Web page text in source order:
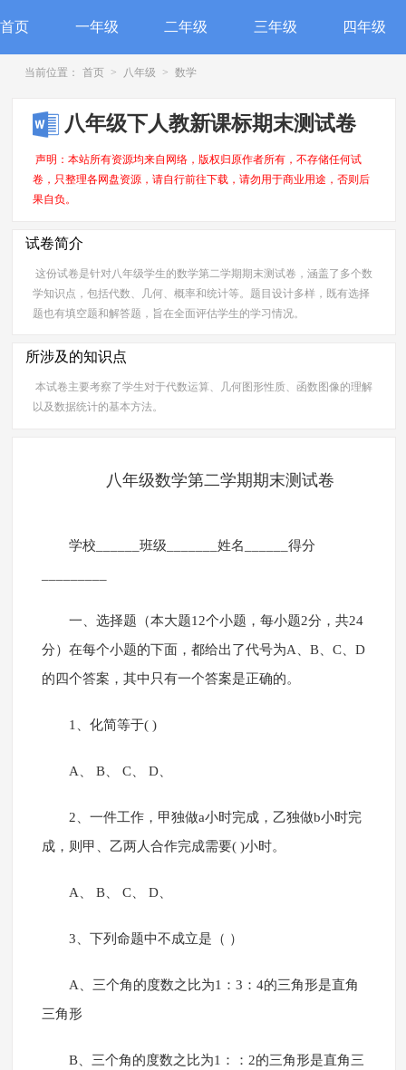
首页 一年级 二年级 三年级 四年级
当前位置： 首页 > 八年级 > 数学
八年级下人教新课标期末测试卷
声明：本站所有资源均来自网络，版权归原作者所有，不存储任何试
卷，只整理各网盘资源，请自行前往下载，请勿用于商业用途，否则后
果自负。
试卷简介
这份试卷是针对八年级学生的数学第二学期期末测试卷，涵盖了多个数
学知识点，包括代数、几何、概率和统计等。题目设计多样，既有选择
题也有填空题和解答题，旨在全面评估学生的学习情况。
所涉及的知识点
本试卷主要考察了学生对于代数运算、几何图形性质、函数图像的理解
以及数据统计的基本方法。
八年级数学第二学期期末测试卷
学校______班级_______姓名______得分
一、选择题（本大题12个小题，每小题2分，共24
分）在每个小题的下面，都给出了代号为A、B、C、D
的四个答案，其中只有一个答案是正确的。
1、化简等于( )
A、 B、 C、 D、
2、一件工作，甲独做a小时完成，乙独做b小时完
成，则甲、乙两人合作完成需要( )小时。
A、 B、 C、 D、
3、下列命题中不成立是（ ）
A、三个角的度数之比为1：3：4的三角形是直角
三角形
B、三个角的度数之比为1：：2的三角形是直角三